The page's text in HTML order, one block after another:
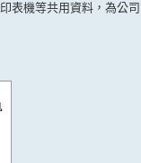
機等共用資料，為公司